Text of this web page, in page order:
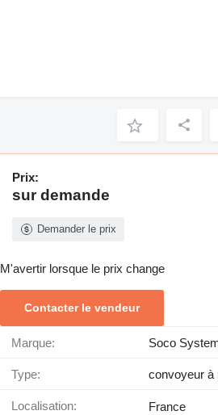
Prix:
sur demande
Demander le prix
M'avertir lorsque le prix change
Contacter le vendeur
Marque: Soco
Type: convoyeur à
Localisation:
France